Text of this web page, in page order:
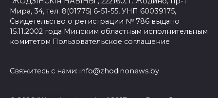
Мира, 34, тел. 8(01775) 6-51-55, УНП 60039175,
Свидетельство о регистрации № 786 выдано
15.11.2002 года Минским областным исполнительным
комитетом Пользовательское соглашение
Свяжитесь с нами: info@zhodinonews.by